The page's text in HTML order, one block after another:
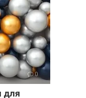
0
для